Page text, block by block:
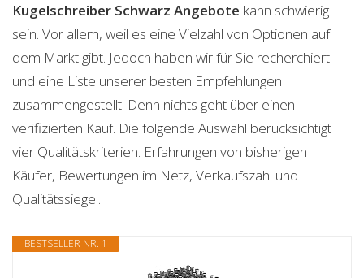
Kugelschreiber Schwarz Angebote kann schwierig
sein. Vor allem, weil es eine Vielzahl von Optionen auf
dem Markt gibt. Jedoch haben wir für Sie recherchiert
und eine Liste unserer besten Empfehlungen
zusammengestellt. Denn nichts geht über einen
verifizierten Kauf. Die folgende Auswahl berücksichtigt
vier Qualitätskriterien. Erfahrungen von bisherigen
Käufer, Bewertungen im Netz, Verkaufszahl und
Qualitätssiegel.
BESTSELLER NR. 1